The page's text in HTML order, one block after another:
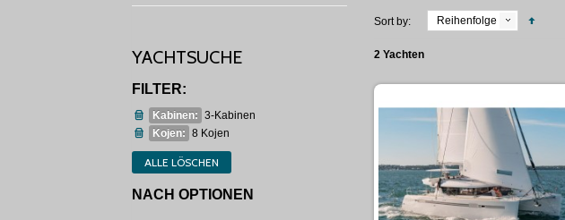
Sort by: Reihenfolge
2 Yachten
YACHTSUCHE
FILTER:
Kabinen: 3-Kabinen
Kojen: 8 Kojen
ALLE LÖSCHEN
NACH OPTIONEN